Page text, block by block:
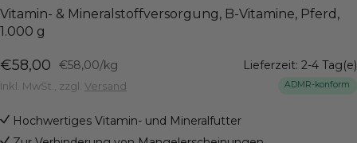
Vitamin- & Mineralstoffversorgung, B-Vitamine, Pferd,
1.000 g
Angebotspreis
€58,00 €58,00/kg Lieferzeit: 2-4 Tag(e)
Inkl. MwSt., zzgl. Versand ADMR-konform
Hochwertiges Vitamin- und Mineralfutter